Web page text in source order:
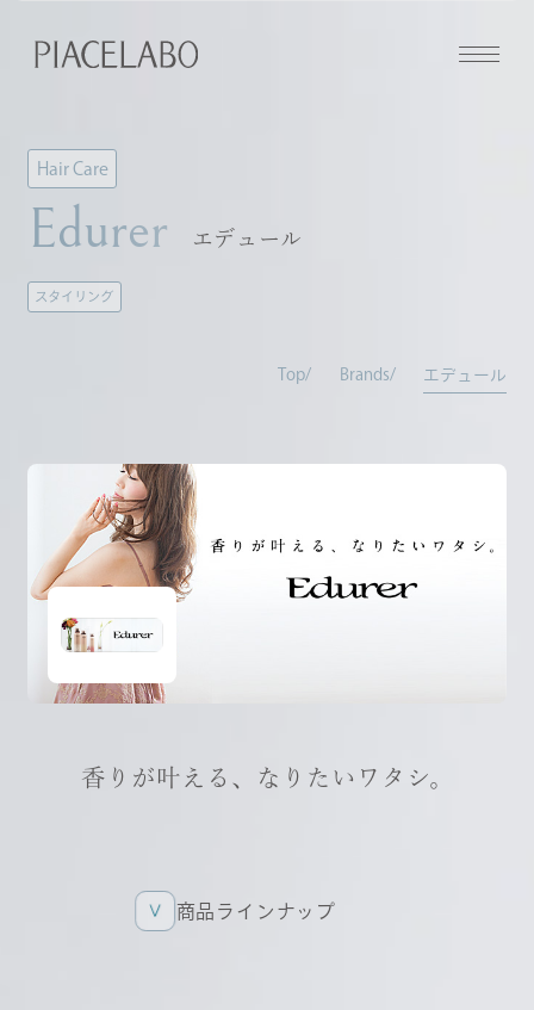
Hair Care
Edurer エデュール
スタイリング
Top Brands エデュール
香りが叶える、なりたいワタシ。
商品ラインナップ